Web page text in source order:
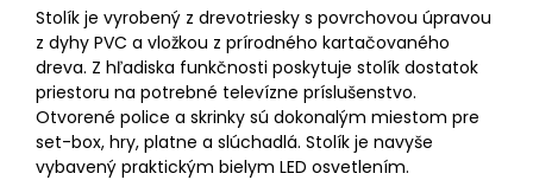
Stolík je vyrobený z drevotriesky s povrchovou úpravou
z dyhy PVC a vložkou z prírodného kartačovaného
dreva. Z hľadiska funkčnosti poskytuje stolík dostatok
priestoru na potrebné televízne príslušenstvo.
Otvorené police a skrinky sú dokonalým miestom pre
set-box, hry, platne a slúchadlá. Stolík je navyše
vybavený praktickým bielym LED osvetlením.